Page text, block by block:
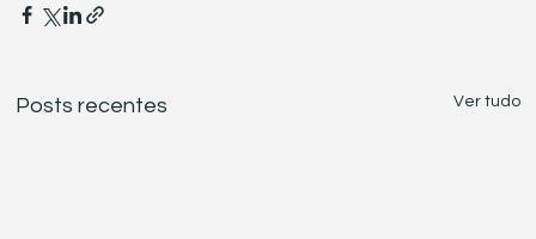
Posts recentes Ver tudo